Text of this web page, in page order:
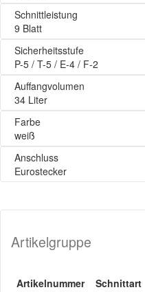
Schnittleistung
9 Blatt
Sicherheitsstufe
P-5 / T-5 / E-4 / F-2
Auffangvolumen
34 Liter
Farbe
weiß
Anschluss
Eurostecker
Artikelgruppe
Artikelnummer Schnittart